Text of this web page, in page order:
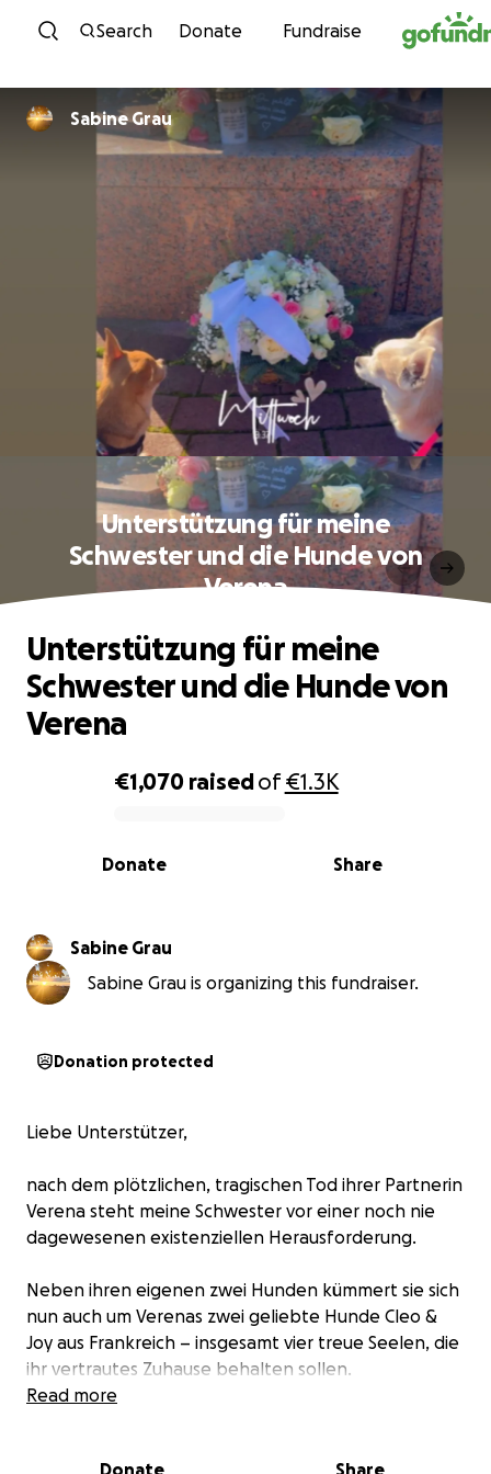
Skip to content
Search Donate Fundraise
Sabine Grau
Unterstützung für meine
Schwester und die Hunde von
Verena
0% complete
€1,070 raisedof€1.3K
Share
Donate
Unterstützung für meine
Schwester und die Hunde von
Verena
Sabine Grau
Sabine Grau is organizing this fundraiser.
Donation protected
Liebe Unterstützer,
nach dem plötzlichen, tragischen Tod ihrer Partnerin
Verena steht meine Schwester vor einer noch nie
dagewesenen existenziellen Herausforderung.
Neben ihren eigenen zwei Hunden kümmert sie sich
nun auch um Verenas zwei geliebte Hunde Cleo &
Joy aus Frankreich – insgesamt vier treue Seelen, die
ihr vertrautes Zuhause behalten sollen.
Read more
Donate Share